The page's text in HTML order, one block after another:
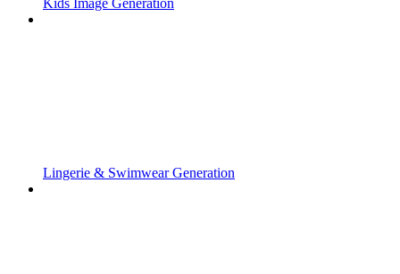
Kids Image Generation
Lingerie & Swimwear Generation